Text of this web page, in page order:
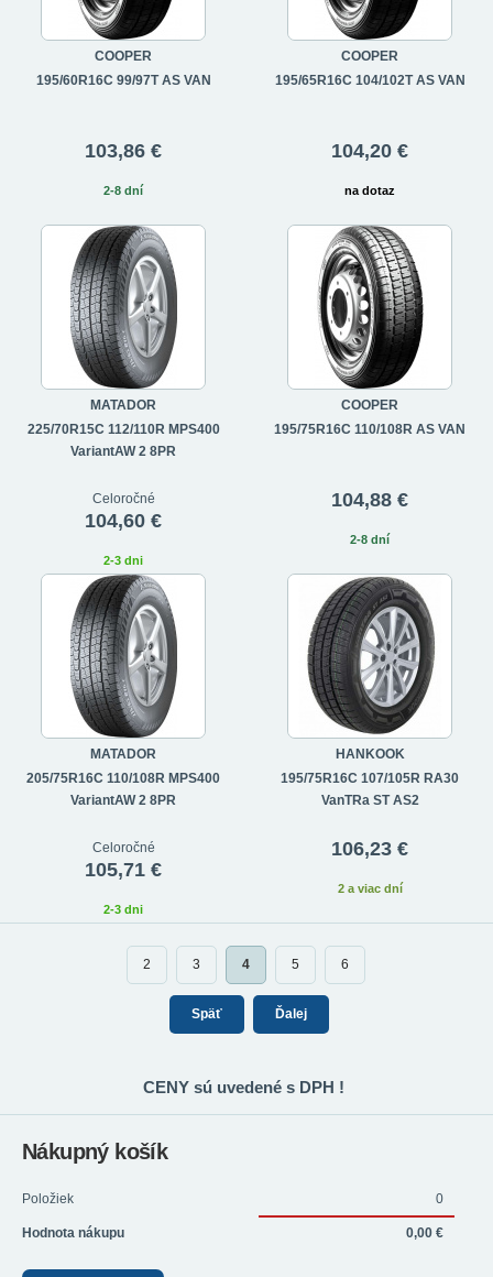
COOPER
195/60R16C 99/97T AS VAN
103,86 €
2-8 dní
COOPER
195/65R16C 104/102T AS VAN
104,20 €
na dotaz
MATADOR
225/70R15C 112/110R MPS400
VariantAW 2 8PR
Celoročné
104,60 €
2-3 dni
COOPER
195/75R16C 110/108R AS VAN
104,88 €
2-8 dní
MATADOR
205/75R16C 110/108R MPS400
VariantAW 2 8PR
Celoročné
105,71 €
2-3 dni
HANKOOK
195/75R16C 107/105R RA30
VanTRa ST AS2
106,23 €
2 a viac dní
2 3 4 5 6
Späť Ďalej
CENY sú uvedené s DPH !
Nákupný košík
Položiek 0
Hodnota nákupu 0,00 €